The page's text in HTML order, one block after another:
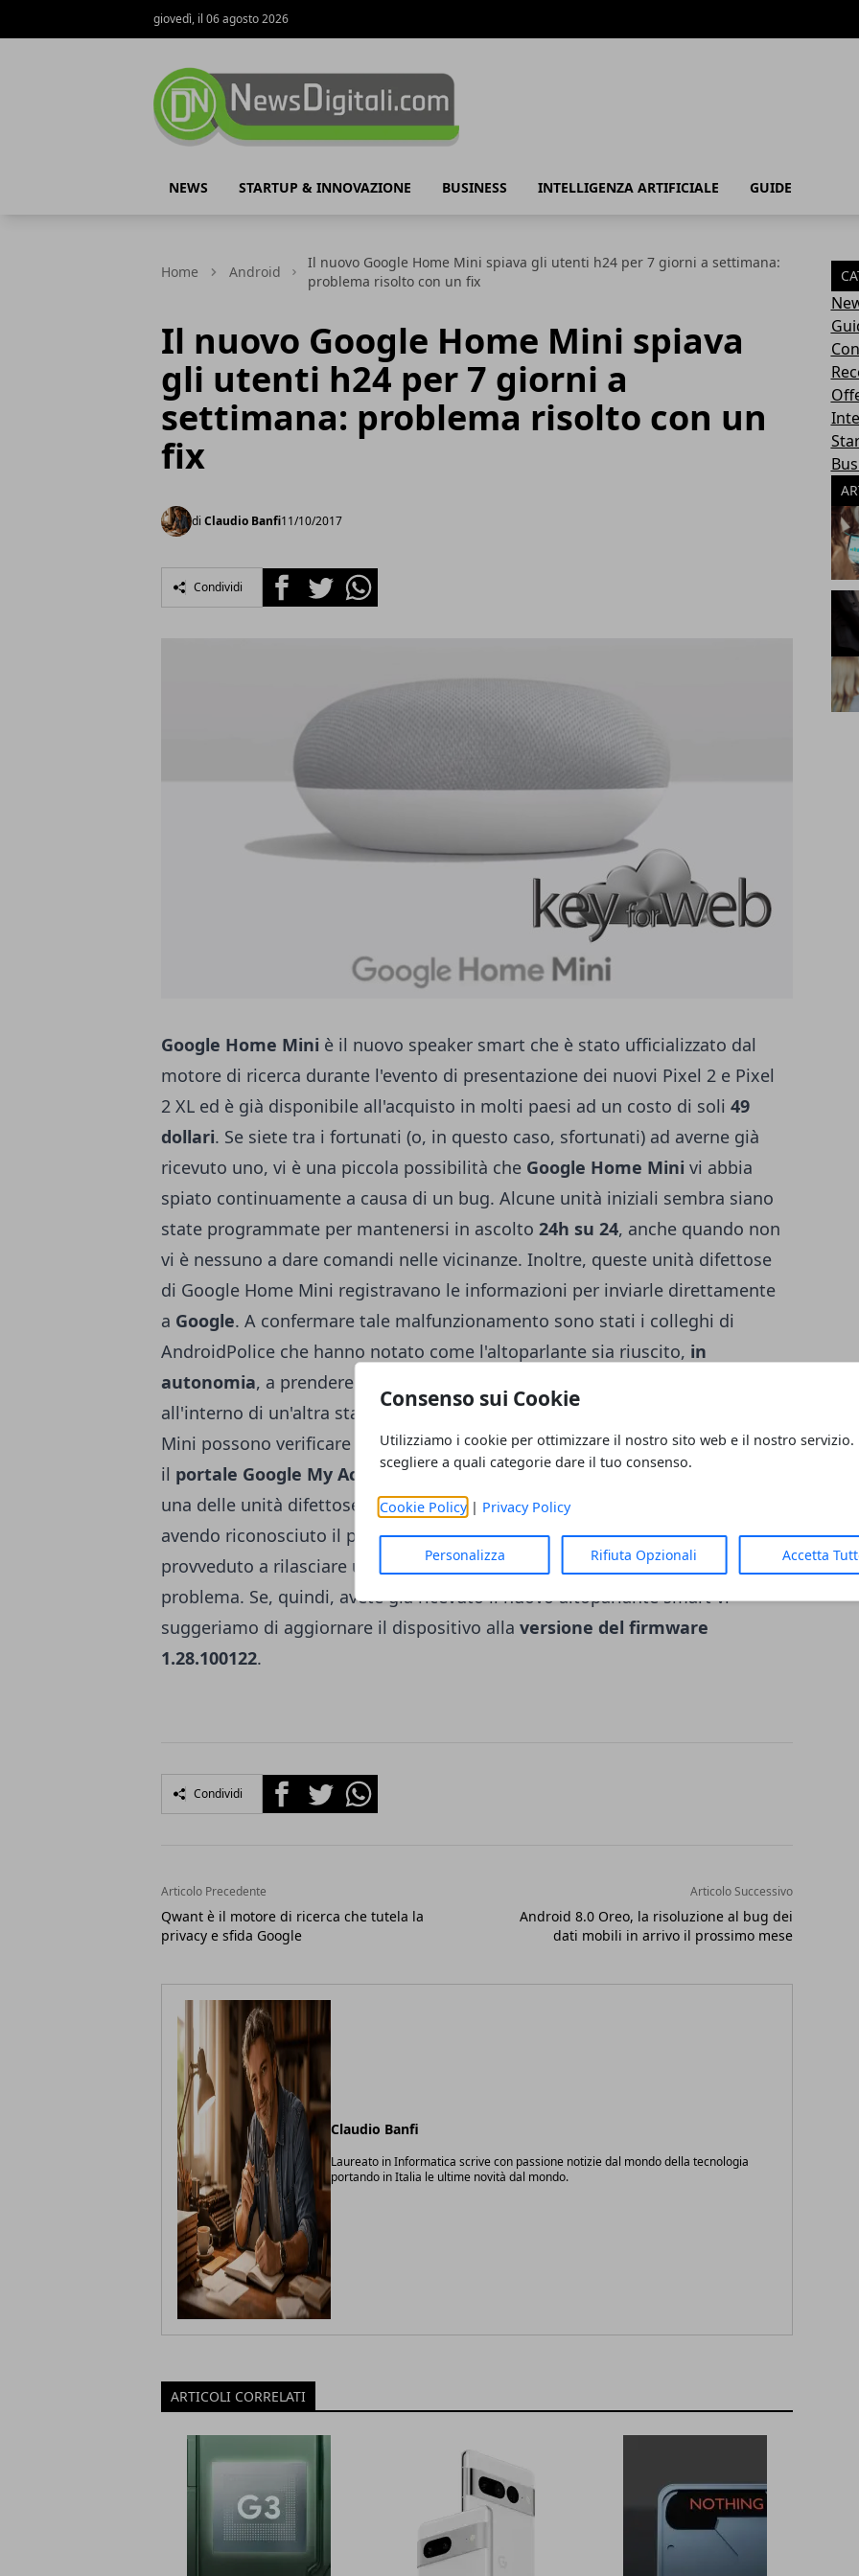
Consenso sui Cookie
Utilizziamo i cookie per ottimizzare il nostro sito web e il nostro servizio.
scegliere a quali categorie dare il tuo consenso.
Cookie Policy| Privacy Policy
Personalizza Rifiuta Opzionali Accetta
giovedì, il 06 agosto 2026
NEWS STARTUP & INNOVAZIONE BUSINESS INTELLIGENZA ARTIFICIALE GUIDE
Home Android
Il nuovo Google Home Mini spiava gli utenti h24 per 7 giorni a settimana:
problema risolto con un fix
Il nuovo Google Home Mini spiava
gli utenti h24 per 7 giorni a
settimana: problema risolto con un
fix
di Claudio Banfi11/10/2017
Condividi FacebookTwitterWhatsapp
Google Home Mini è il nuovo speaker smart che è stato ufficializzato dal
motore di ricerca durante l'evento di presentazione dei nuovi Pixel 2 e Pixel
2 XL ed è già disponibile all'acquisto in molti paesi ad un costo di soli 49
dollari. Se siete tra i fortunati (o, in questo caso, sfortunati) ad averne già
ricevuto uno, vi è una piccola possibilità che Google Home Mini vi abbia
spiato continuamente a causa di un bug. Alcune unità iniziali sembra siano
state programmate per mantenersi in ascolto 24h su 24, anche quando non
vi è nessuno a dare comandi nelle vicinanze. Inoltre, queste unità difettose
di Google Home Mini registravano le informazioni per inviarle direttamente
a Google. A confermare tale malfunzionamento sono stati i colleghi di
AndroidPolice che hanno notato come l'altoparlante sia riuscito, in
autonomia, a prendere il
all'interno di un'altra stanza. Fortunatamente gli acquirenti di Google Home
Mini possono verificare le attività del loro nuovo piccolo speaker attraverso
il portale Google My Activity, in cui è anche possibile capire se si possiede
una delle unità difettose. La buona notizia arriva anche da Google che,
avendo riconosciuto il problema durante lo scorso fine settimana, ha
provveduto a rilasciare un
aggiornamento softwareche va a risolvere il
problema. Se, quindi, avete già ricevuto il nuovo altoparlante smart vi
suggeriamo di aggiornare il dispositivo alla versione del firmware
1.28.100122.
Condividi FacebookTwitterWhatsapp
Articolo Precedente
Qwant è il motore di ricerca che tutela la
privacy e sfida Google
Articolo Successivo
Android 8.0 Oreo, la risoluzione al bug dei
dati mobili in arrivo il prossimo mese
Claudio Banfi
Laureato in Informatica scrive con passione notizie dal mondo della tecnologia
portando in Italia le ultime novità dal mondo.
ARTICOLI CORRELATI